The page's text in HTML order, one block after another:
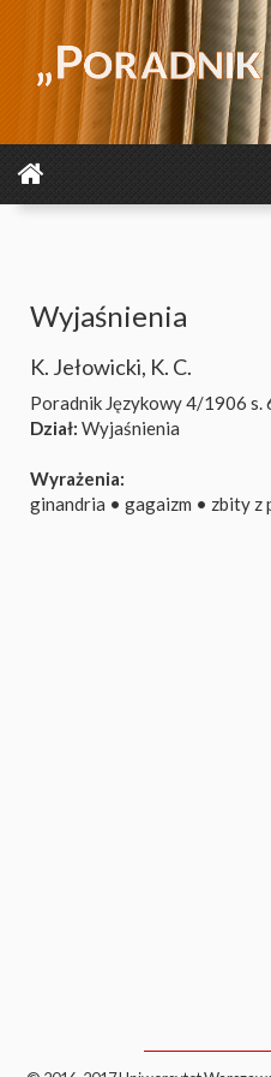
Wyjaśnienia
K. Jełowicki, K. C.
Poradnik Językowy 4/1906 s.
Dział: Wyjaśnienia
Wyrażenia:
ginandria • gagaizm • zbity z